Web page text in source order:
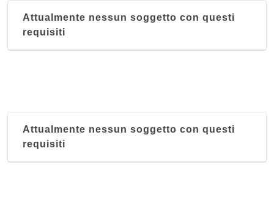
Attualmente nessun soggetto con questi
requisiti
Attualmente nessun soggetto con questi
requisiti